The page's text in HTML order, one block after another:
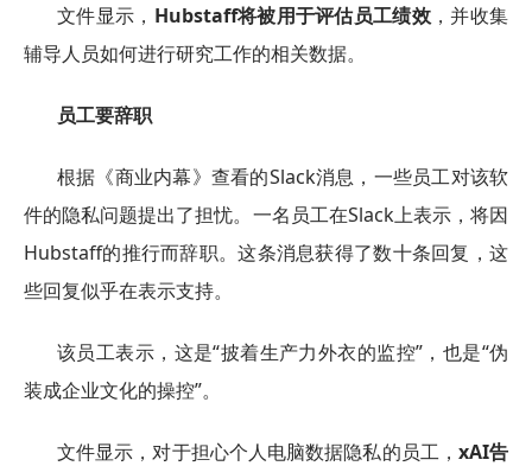
文件显示， Hubstaff将被用于评估员工绩效 ，并收集
辅导人员如何进行研究工作的相关数据。
员工要辞职
根据《商业内幕》查看的Slack消息，一些员工对该软
件的隐私问题提出了担忧。一名员工在Slack上表示，将因
Hubstaff的推行而辞职。这条消息获得了数十条回复，这
些回复似乎在表示支持。
该员工表示，这是“披着生产力外衣的监控”，也是“伪
装成企业文化的操控”。
文件显示，对于担心个人电脑数据隐私的员工， xAI告